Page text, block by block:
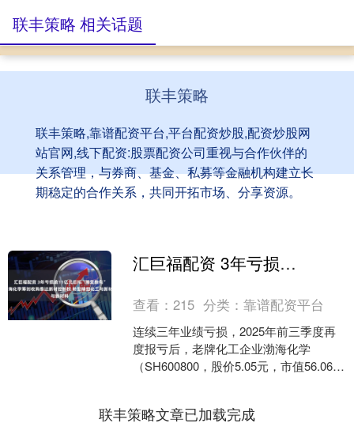
联丰策略
联丰策略,靠谱配资平台,平台配资炒股,配资炒股网
站官网,线下配资:股票配资公司重视与合作伙伴的
关系管理，与券商、基金、私募等金融机构建立长
期稳定的合作关系，共同开拓市场、分享资源。
联丰策略 相关话题
汇巨福配资 3年亏损逾11亿元后拟“腾笼换鸟” 渤海化学筹划收购泰达新材控制权 转型精细化工与新材料
查看：215 分类：靠谱配资平台
连续三年业绩亏损，2025年前三季度再
度报亏后，老牌化工企业渤海化学
（SH600800，股价5.05元，市值56.06亿
联丰策略文章已加载完成